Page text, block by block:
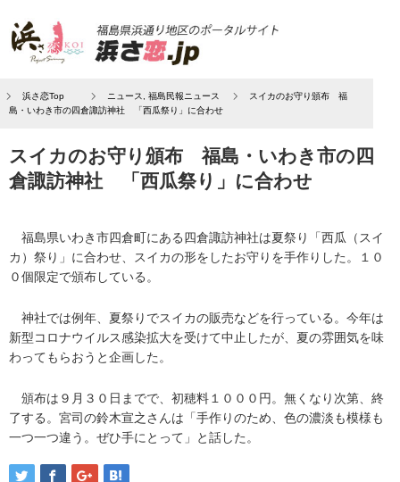
浜さ恋Top ニュース 福島民報ニュース
スイカのお守り頒布 福
島・いわき市の四倉諏訪神社 「西瓜祭り」に合わせ
スイカのお守り頒布 福島・いわき市の四
倉諏訪神社 「西瓜祭り」に合わせ
福島県いわき市四倉町にある四倉諏訪神社は夏祭り「西瓜（スイ
カ）祭り」に合わせ、スイカの形をしたお守りを手作りした。１０
０個限定で頒布している。
神社では例年、夏祭りでスイカの販売などを行っている。今年は
新型コロナウイルス感染拡大を受けて中止したが、夏の雰囲気を味
わってもらおうと企画した。
頒布は９月３０日までで、初穂料１０００円。無くなり次第、終
了する。宮司の鈴木宣之さんは「手作りのため、色の濃淡も模様も
一つ一つ違う。ぜひ手にとって」と話した。